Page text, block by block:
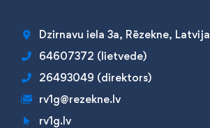
Dzirnavu iela 3a, Rēzekne, Latvija
64607372 (lietvede)
26493049 (direktors)
rv1g@rezekne.lv
rv1g.lv